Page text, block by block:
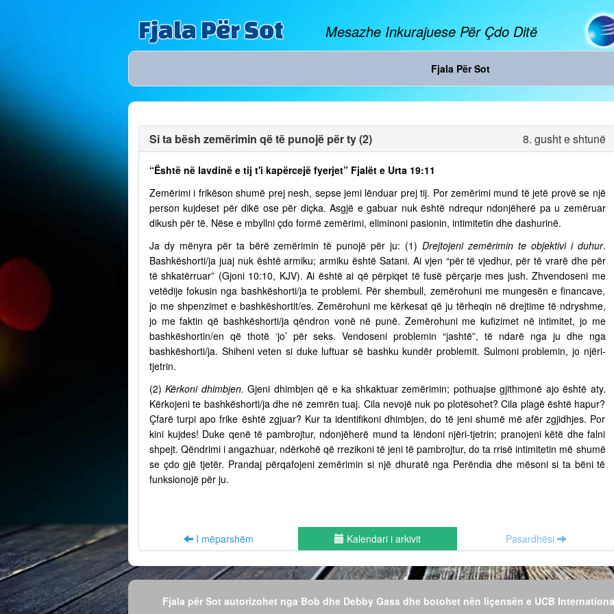
Fjala Për Sot Mesazhe Inkurajuese Për Çdo Ditë
Fjala Për Sot
Si ta bësh zemërimin që të punojë për ty (2) 8. gusht e shtunë
“Është në lavdinë e tij t'i kapërcejë fyerjet” Fjalët e Urta 19:11
Zemërimi i frikëson shumë prej nesh, sepse jemi lënduar prej tij. Por zemërimi mund të jetë provë se një
person kujdeset për dikë ose për diçka. Asgjë e gabuar nuk është ndrequr ndonjëherë pa u zemëruar
dikush për të. Nëse e mbyllni çdo formë zemërimi, eliminoni pasionin, intimitetin dhe dashurinë.
Ja dy mënyra për ta bërë zemërimin të punojë për ju: (1) Drejtojeni zemërimin te objektivi i duhur.
Bashkëshorti/ja juaj nuk është armiku; armiku është Satani. Ai vjen “për të vjedhur, për të vrarë dhe për
të shkatërruar” (Gjoni 10:10, KJV). Ai është ai që përpiqet të fusë përçarje mes jush. Zhvendoseni me
vetëdije fokusin nga bashkëshorti/ja te problemi. Për shembull, zemërohuni me mungesën e financave,
jo me shpenzimet e bashkëshortit/es. Zemërohuni me kërkesat që ju tërheqin në drejtime të ndryshme,
jo me faktin që bashkëshorti/ja qëndron vonë në punë. Zemërohuni me kufizimet në intimitet, jo me
bashkëshortin/en që thotë ‘jo’ për seks. Vendoseni problemin “jashtë”, të ndarë nga ju dhe nga
bashkëshorti/ja. Shiheni veten si duke luftuar së bashku kundër problemit. Sulmoni problemin, jo njëri-
tjetrin.
(2)Kërkoni dhimbjen. Gjeni dhimbjen që e ka shkaktuar zemërimin; pothuajse gjithmonë ajo është aty.
Kërkojeni te bashkëshorti/ja dhe në zemrën tuaj. Cila nevojë nuk po plotësohet? Cila plagë është hapur?
Çfarë turpi apo frike është zgjuar? Kur ta identifikoni dhimbjen, do të jeni shumë më afër zgjidhjes. Por
kini kujdes! Duke qenë të pambrojtur, ndonjëherë mund ta lëndoni njëri-tjetrin; pranojeni këtë dhe falni
shpejt. Qëndrimi i angazhuar, ndërkohë që rrezikoni të jeni të pambrojtur, do ta rrisë intimitetin më shumë
se çdo gjë tjetër. Prandaj përqafojeni zemërimin si një dhuratë nga Perëndia dhe mësoni si ta bëni të
funksionojë për ju.
I mëparshëm Kalendari i arkivit Pasardhësi
Fjala për Sot autorizohet nga Bob dhe Debby Gass dhe botohet nën liçensën e UCB